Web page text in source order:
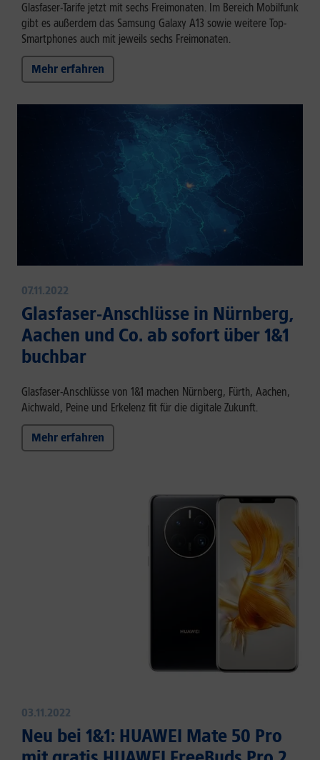
Glasfaser-Tarife jetzt mit sechs Freimonaten. Im Bereich Mobilfunk
gibt es außerdem das Samsung Galaxy A13 sowie weitere Top-
Smartphones auch mit jeweils sechs Freimonaten.
Mehr erfahren
07.11.2022
Glasfaser-Anschlüsse in Nürnberg,
Aachen und Co. ab sofort über 1&1
buchbar
Glasfaser-Anschlüsse von 1&1 machen Nürnberg, Fürth, Aachen,
Aichwald, Peine und Erkelenz fit für die digitale Zukunft.
Mehr erfahren
03.11.2022
Neu bei 1&1: HUAWEI Mate 50 Pro